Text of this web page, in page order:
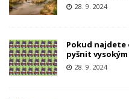
28. 9. 2024
Pokud najdete
pyšnit vysokým
28. 9. 2024